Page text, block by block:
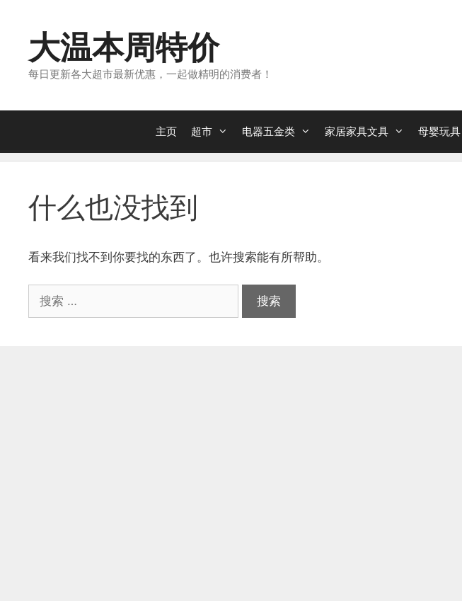
大温本周特价
每日更新各大超市最新优惠，一起做精明的消费者！
主页 超市 电器五金类 家居家具文具 母婴玩具
什么也没找到
看来我们找不到你要找的东西了。也许搜索能有所帮助。
索：